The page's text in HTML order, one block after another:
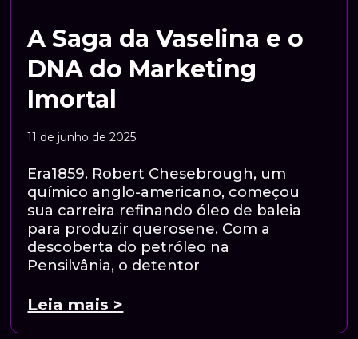
A Saga da Vaselina e o
DNA do Marketing
Imortal
11 de junho de 2025
Era1859. Robert Chesebrough, um
químico anglo-americano, começou
sua carreira refinando óleo de baleia
para produzir querosene. Com a
descoberta do petróleo na
Pensilvânia, o detentor
Leia mais >